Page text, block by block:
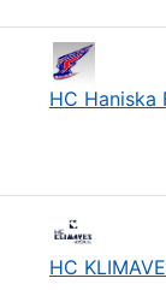
HC Haniska
HC